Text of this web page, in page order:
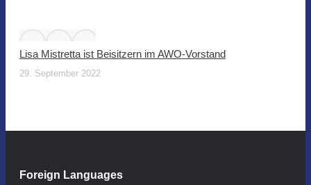
Lisa Mistretta ist Beisitzern im AWO-Vorstand
29. September 2022
Foreign Languages